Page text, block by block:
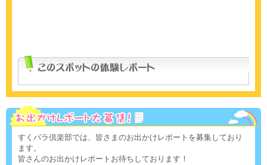
すくパラ倶楽部では、皆さまのお出かけレポートを募集しており
ます。
皆さんのお出かけレポートお待ちしております！